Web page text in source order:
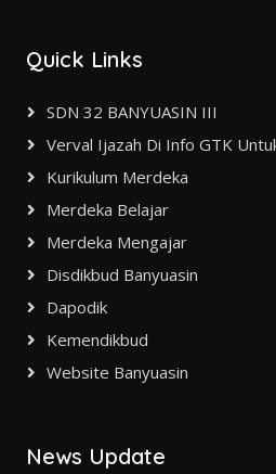
Quick Links
SDN 32 BANYUASIN III
Verval Ijazah Di Info GTK
Kurikulum Merdeka
Merdeka Belajar
Merdeka Mengajar
Disdikbud Banyuasin
Dapodik
Kemendikbud
Website Banyuasin
News Update